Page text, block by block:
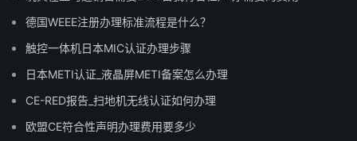
德国WEEE注册办理标准流程是什么？
触控一体机日本MIC认证办理步骤
日本METI认证_液晶屏METI备案怎么办理
CE-RED报告_扫地机无线认证如何办理
欧盟CE符合性声明办理费用要多少